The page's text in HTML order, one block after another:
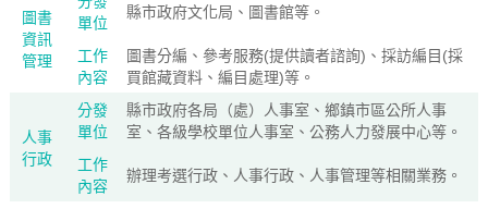
圖書
資訊
管理
單位
縣市政府文化局、圖書館等。
工作
內容
圖書分編、參考服務(提供讀者諮詢)、採訪編目(採
買館藏資料、編目處理)等。
人事
行政
分發
單位
縣市政府各局（處）人事室、鄉鎮市區公所人事
室、各級學校單位人事室、公務人力發展中心等。
工作
內容
辦理考選行政、人事行政、人事管理等相關業務。